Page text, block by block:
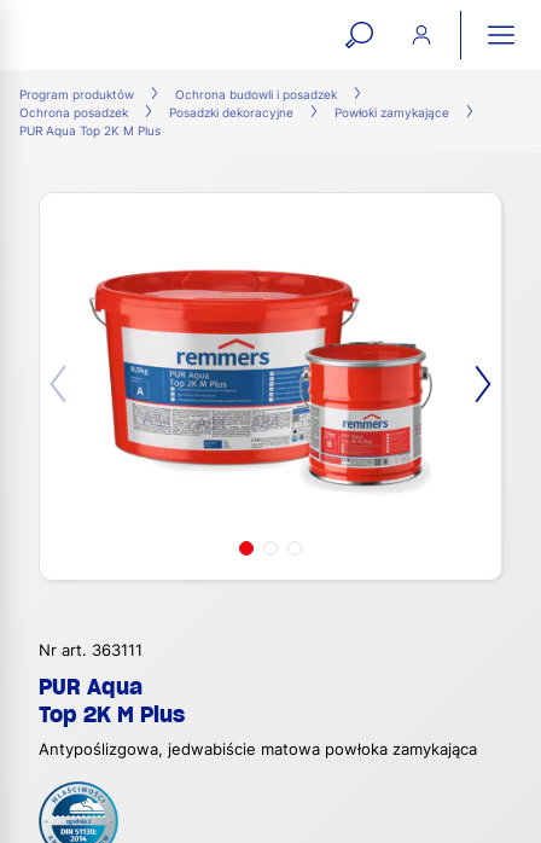
open
search
Program produktów
Ochrona budowli i posadzek
Ochrona posadzek
Posadzki dekoracyjne
Powłoki zamykające
PUR Aqua ​Top 2K M Plus
Nr art. 363111
PUR Aqua
Top 2K M Plus
Antypoślizgowa, jedwabiście matowa powłoka zamykająca